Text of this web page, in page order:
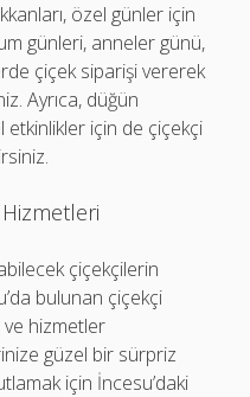
özel günler için
günleri, anneler günü,
çiçek siparişi vererek
Ayrıca, düğün
etkinlikler için de çiçekçi
çiçekçilerin
bulunan çiçekçi
ve hizmetler
güzel bir sürpriz
için İncesu’daki